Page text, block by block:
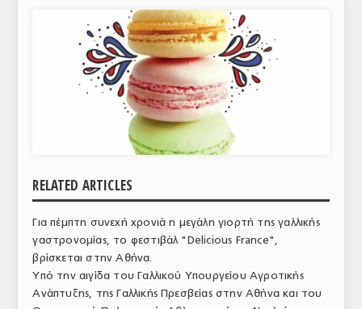
ΕΥΡΩΠΑΪΚΕΣ ΑΠΟΦΑΣΕΙΣ
ΕΜΠΟΡΙΚΟΣ ΚΑΤΑΛΟΓΟΣ
ΠΑΡΑΓΩΓΗ & ΕΜΠΟΡΙΑ
ΣΦΑΓΕΙΑ
ΠΡΩΤΕΣ ΥΛΕΣ
RELATED ARTICLES
Για πέμπτη συνεχή χρονιά η μεγάλη γιορτή της γαλλικής
γαστρονομίας, το φεστιβάλ "Delicious France",
βρίσκεται στην Αθήνα.
Υπό την αιγίδα του Γαλλικού Υπουργείου Αγροτικής
Ανάπτυξης, της Γαλλικής Πρεσβείας στην Αθήνα και του